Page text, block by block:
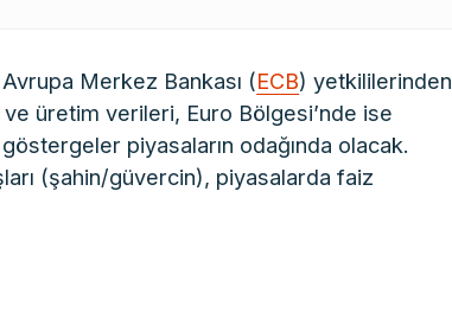
Merkez Bankası (ECB) yetkililerinden
ve üretim verileri, Euro Bölgesi’nde ise
piyasaların odağında olacak.
(şahin/güvercin), piyasalarda faiz